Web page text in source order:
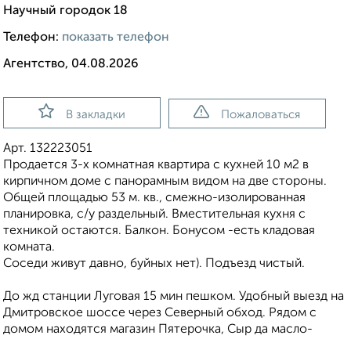
Научный городок 18
Телефон: показать телефон
Агентство, 04.08.2026
В закладки Пожаловаться
Арт. 132223051
Продается 3-х комнатная квартира с кухней 10 м2 в
кирпичном доме с панорамным видом на две стороны.
Общей площадью 53 м. кв., смежно-изолированная
планировка, с/у раздельный. Вместительная кухня с
техникой остаются. Балкон. Бонусом -есть кладовая
комната.
Соседи живут давно, буйных нет). Подъезд чистый.
До жд станции Луговая 15 мин пешком. Удобный выезд на
Дмитровское шоссе через Северный обход. Рядом с
домом находятся магазин Пятерочка, Сыр да масло-